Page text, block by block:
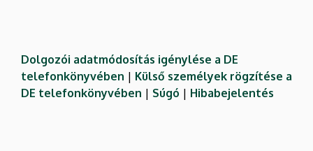
Dolgozói adatmódosítás igénylése a DE
telefonkönyvében | Külső személyek rögzítése a
DE telefonkönyvében | Súgó | Hibabejelentés